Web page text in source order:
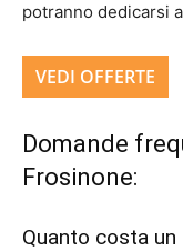
potranno dedicarsi
VEDI OFFERTE
Domande
Frosinone:
Quanto costa